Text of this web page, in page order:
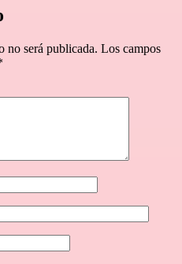
no será publicada. Los campos